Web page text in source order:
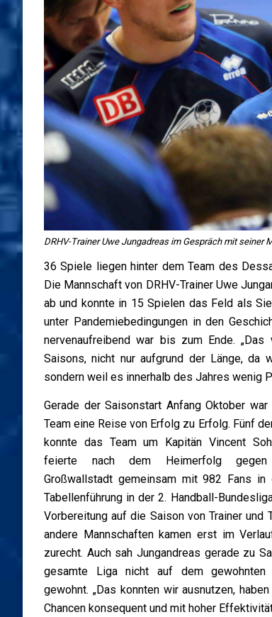
DRHV-Trainer Uwe Jungadreas im Gespräch mit seiner
36 Spiele liegen hinter dem Team des
Die Mannschaft von DRHV-Trainer Uwe
ab und konnte in 15 Spielen das Feld als
unter Pandemiebedingungen in den
nervenaufreibend war bis zum Ende.
Saisons, nicht nur aufgrund der Länge, da
sondern weil es innerhalb des Jahres wenig
Gerade der Saisonstart Anfang Oktober
Team eine Reise von Erfolg zu Erfolg. Fünf
konnte das Team um Kapitän Vincent
feierte nach dem Heimerfolg
Großwallstadt gemeinsam mit 982 Fans in
Tabellenführung in der 2. Handball-
Vorbereitung auf die Saison von Trainer und
andere Mannschaften kamen erst im
zurecht. Auch sah Jungandreas gerade zu
gesamte Liga nicht auf dem
gewohnt. „Das konnten wir ausnutzen,
Chancen konsequent und mit hoher